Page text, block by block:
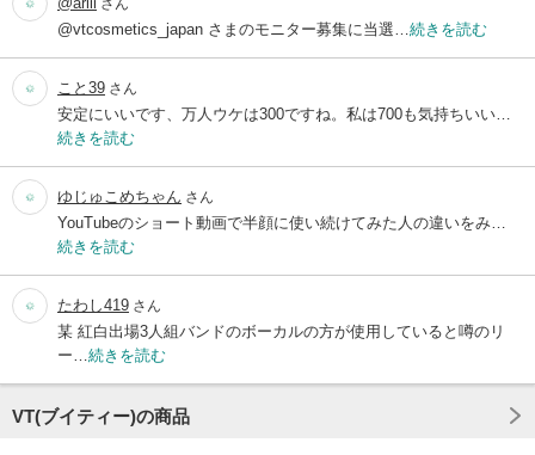
@vtcosmetics_japan さまのモニター募集に当選… 続きを読む
こと39 さん
安定にいいです、万人ウケは300ですね。私は700も気持ちいい…
続きを読む
ゆじゅこめちゃん さん
YouTubeのショート動画で半顔に使い続けてみた人の違いをみ…
続きを読む
たわし419 さん
某 紅白出場3人組バンドのボーカルの方が使用していると噂のリ
ー… 続きを読む
VT(ブイティー)の商品